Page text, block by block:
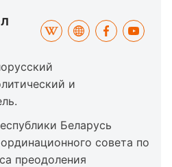
и
Беларусь
совета по
преодоления